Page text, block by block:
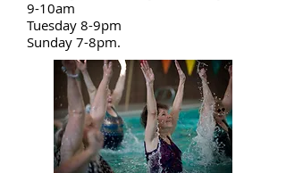
9-10am
Tuesday 8-9pm
Sunday 7-8pm.